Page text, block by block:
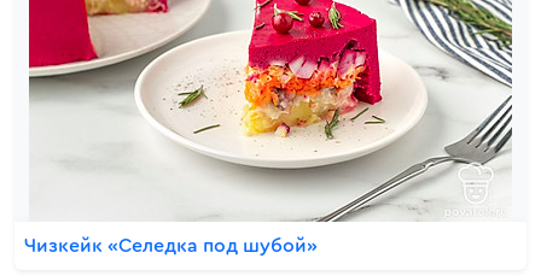
Чизкейк «Селедка под шубой»